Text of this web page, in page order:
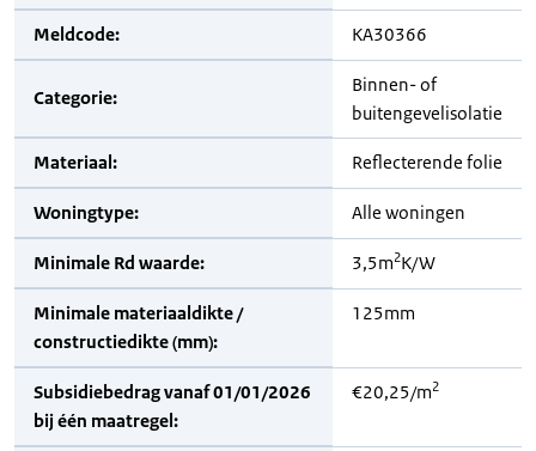
Meldcode: KA30366
Categorie:
Binnen- of
buitengevelisolatie
Materiaal: Reflecterende folie
Woningtype: Alle woningen
Minimale Rd waarde: 3,5m2K/W
Minimale materiaaldikte /
constructiedikte (mm):
125mm
Subsidiebedrag vanaf 01/01/2026
bij één maatregel:
€20,25/m2